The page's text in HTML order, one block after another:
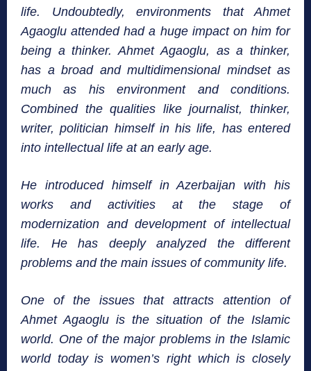
life. Undoubtedly, environments that Ahmet
Agaoglu attended had a huge impact on him for
being a thinker. Ahmet Agaoglu, as a thinker,
has a broad and multidimensional mindset as
much as his environment and conditions.
Combined the qualities like journalist, thinker,
writer, politician himself in his life, has entered
into intellectual life at an early age.
He introduced himself in Azerbaijan with his
works and activities at the stage of
modernization and development of intellectual
life. He has deeply analyzed the different
problems and the main issues of community life.
One of the issues that attracts attention of
Ahmet Agaoglu is the situation of the Islamic
world. One of the major problems in the Islamic
world today is women’s right which is closely